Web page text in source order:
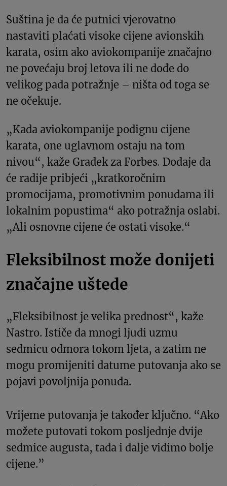
Suština je da će putnici vjerovatno
nastaviti plaćati visoke cijene avionskih
karata, osim ako aviokompanije značajno
ne povećaju broj letova ili ne dođe do
velikog pada potražnje – ništa od toga se
ne očekuje.
„Kada aviokompanije podignu cijene
karata, one uglavnom ostaju na tom
nivou“, kaže Gradek za Forbes. Dodaje da
će radije pribjeći „kratkoročnim
promocijama, promotivnim ponudama ili
lokalnim popustima“ ako potražnja oslabi.
„Ali osnovne cijene će ostati visoke.“
Fleksibilnost može donijeti
značajne uštede
„Fleksibilnost je velika prednost“, kaže
Nastro. Ističe da mnogi ljudi uzmu
sedmicu odmora tokom ljeta, a zatim ne
mogu promijeniti datume putovanja ako se
pojavi povoljnija ponuda.
Vrijeme putovanja je također ključno. “Ako
možete putovati tokom posljednje dvije
sedmice augusta, tada i dalje vidimo bolje
cijene.”